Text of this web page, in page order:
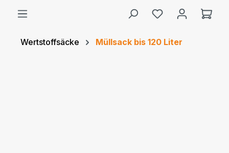
Du hast 0
Wertstoffsäcke Müllsack bis 120 Liter